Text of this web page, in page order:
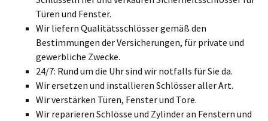
Türen und Fenster.
Wir liefern Qualitätsschlösser gemäß den
Bestimmungen der Versicherungen, für private und
gewerbliche Zwecke.
24/7: Rund um die Uhr sind wir notfalls für Sie da.
Wir ersetzen und installieren Schlösser aller Art.
Wir verstärken Türen, Fenster und Tore.
Wir reparieren Schlösse und Zylinder an Fenstern und